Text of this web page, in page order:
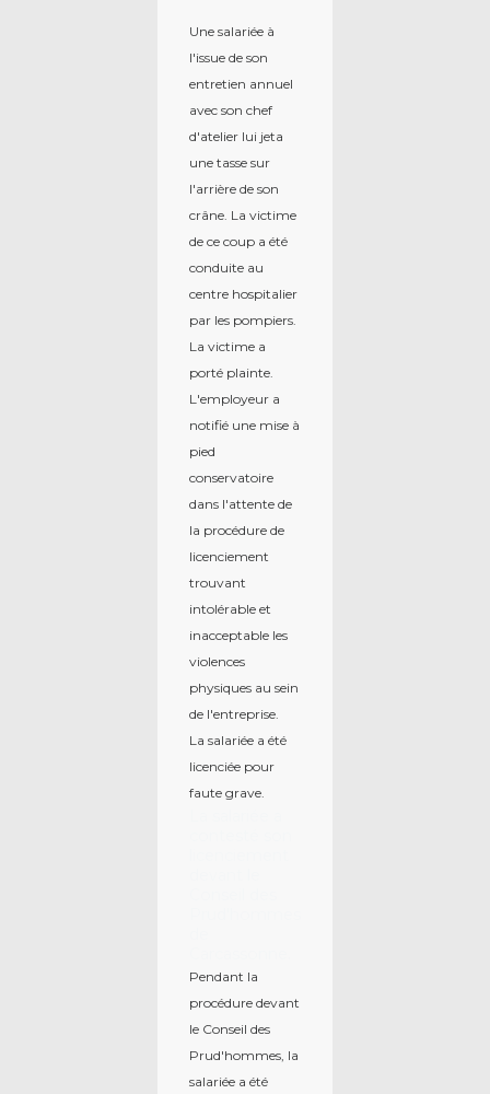
Une salariée à
l'issue de son
entretien annuel
avec son chef
d'atelier lui jeta
une tasse sur
l'arrière de son
crâne. La victime
de ce coup a été
conduite au
centre hospitalier
par les pompiers.
La victime a
porté plainte.
L'employeur a
notifié une mise à
pied
conservatoire
dans l'attente de
la procédure de
licenciement
trouvant
intolérable et
inacceptable les
violences
physiques au sein
de l'entreprise.
La salariée a été
licenciée pour
faute grave.
Pendant la
procédure devant
le Conseil des
Prud'hommes, la
salariée a été